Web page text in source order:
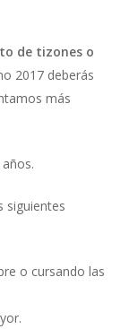
de tizones o
2017 deberás
más
siguientes
o cursando las